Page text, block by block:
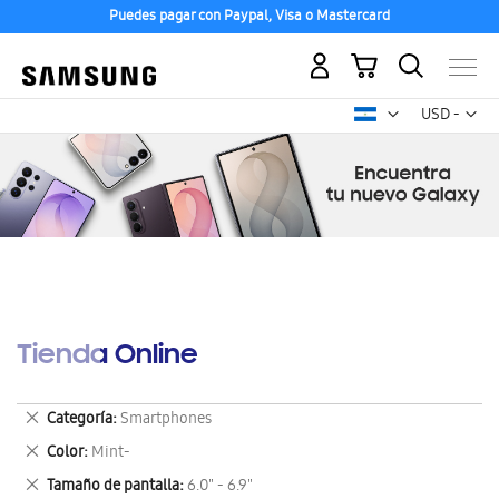
Puedes pagar con Paypal, Visa o Mastercard
USD -
dólar
Mi carrito
Tienda Online
Categoría Smartphones
Eliminar
este
artículo
Color Mint-
Eliminar
este
Tamaño de pantalla 6.0" - 6.9"
Eliminar